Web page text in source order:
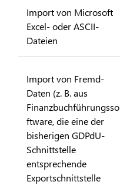
Import von Microsoft
Excel- oder ASCII-
Dateien
Import von Fremd-
Daten (z. B. aus
Finanzbuchführungsso
ftware, die eine der
bisherigen GDPdU-
Schnittstelle
entsprechende
Exportschnittstelle